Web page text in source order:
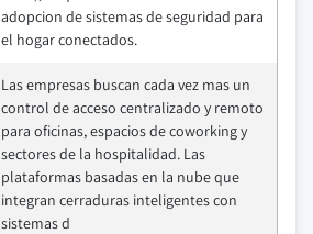
adopcion de sistemas de seguridad para
el hogar conectados.
Las empresas buscan cada vez mas un
control de acceso centralizado y remoto
para oficinas, espacios de coworking y
sectores de la hospitalidad. Las
plataformas basadas en la nube que
integran cerraduras inteligentes con
sistemas d